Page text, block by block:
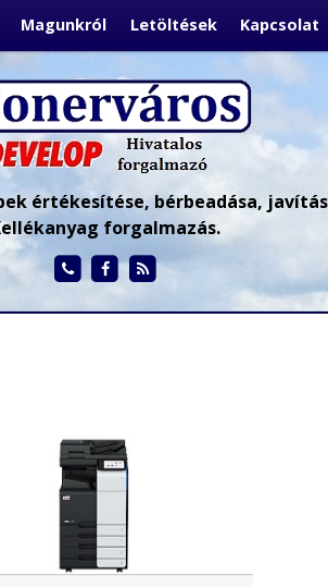
Magunkról Letöltések Kapcsolat
értékesítése, bérbeadása,
forgalmazás.